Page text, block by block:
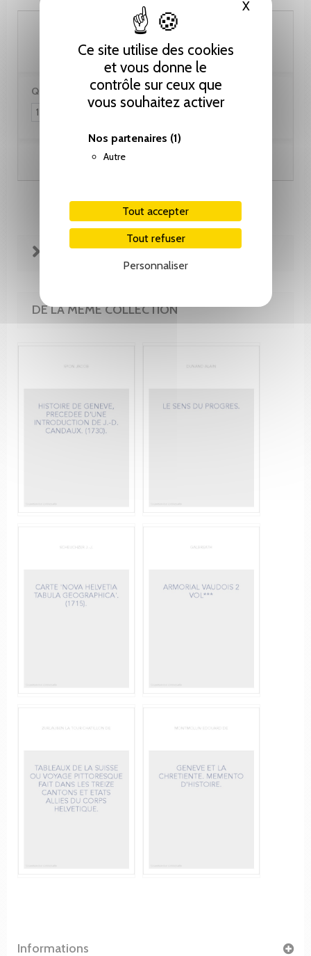
Ce site utilise des cookies
et vous donne le
contrôle sur ceux que
vous souhaitez activer
Nos partenaires (1)
Autre
Tout accepter
Tout refuser
Personnaliser
XMasquer
80.00 CHF
Quantité :
Ajouter au panier
FICHE TECHNIQUE
DE LA MÊME COLLECTION
Informations